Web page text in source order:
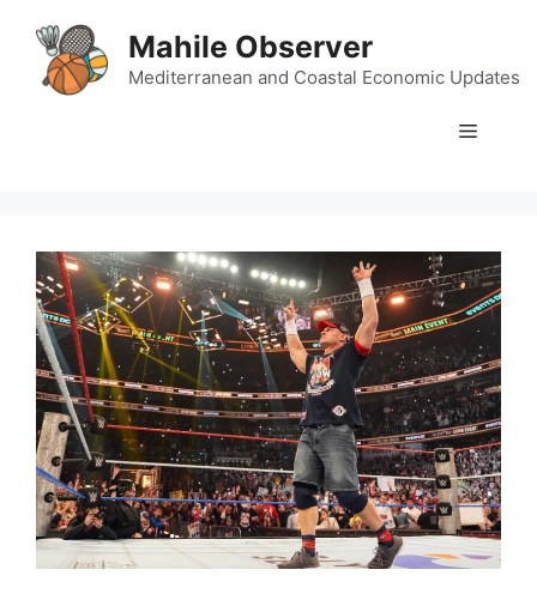
content
Mahile Observer
Mediterranean and Coastal Economic Updates
Menu